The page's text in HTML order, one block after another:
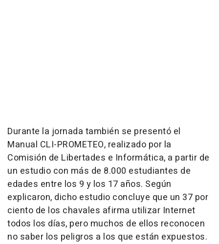
Durante la jornada también se presentó el
Manual CLI-PROMETEO, realizado por la
Comisión de Libertades e Informática, a partir de
un estudio con más de 8.000 estudiantes de
edades entre los 9 y los 17 años. Según
explicaron, dicho estudio concluye que un 37 por
ciento de los chavales afirma utilizar Internet
todos los días, pero muchos de ellos reconocen
no saber los peligros a los que están expuestos.